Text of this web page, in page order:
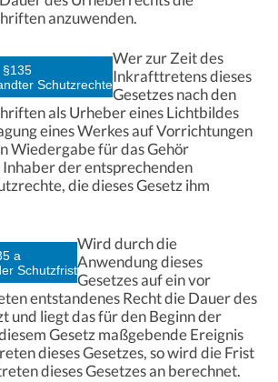
anzuwenden.
§135
Schutzrechte
Wer zur Zeit des
Inkrafttretens dieses
Gesetzes nach den
als Urheber eines Lichtbildes
eines Werkes auf Vorrichtungen
Wiedergabe für das Gehör
Inhaber der entsprechenden
die dieses Gesetz ihm
a
Schutzfrist
Wird durch die
Anwendung dieses
Gesetzes auf ein vor
entstandenes Recht die Dauer des
und liegt das für den Beginn der
Gesetz maßgebende Ereignis
dieses Gesetzes, so wird die Frist
dieses Gesetzes an berechnet.